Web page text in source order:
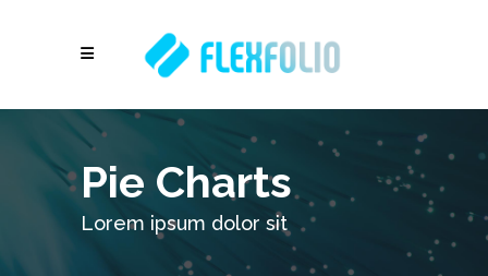
Pie Charts
Lorem ipsum dolor sit